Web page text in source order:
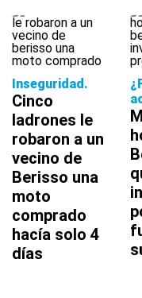
Inseguridad
Cinco
ladrones le
robaron a un
vecino de
Berisso una
moto
comprado
hacía solo 4
días